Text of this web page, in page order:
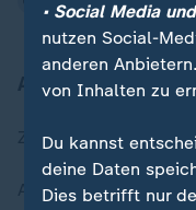
Aktuell bei
Zuletzt veröffentlicht
Aktuelle Sendungs-
• Social Media
nutzen Social-
anderen
von Inhalten zu
Du kannst
deine Daten
Dies betrifft nur